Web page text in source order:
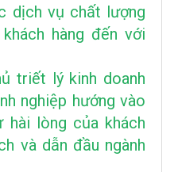
dịch vụ chất lượng
hàng đến với
triết lý kinh doanh
nghiệp hướng vào
hài lòng của khách
và dẫn đầu ngành